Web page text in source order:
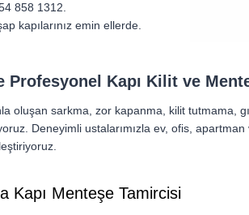
858 1312.
kapılarınız emin ellerde.
Profesyonel Kapı Kilit ve
oluşan sarkma, zor kapanma, kilit tutmama,
Deneyimli ustalarımızla ev, ofis,
Kapı Menteşe Tamircisi